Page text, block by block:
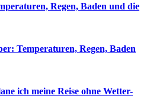
Regen, Baden und die
Temperaturen, Regen, Baden
ich meine Reise ohne Wetter-